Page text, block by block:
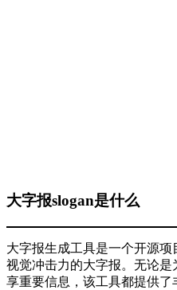
大字报slogan是什么
大字报生成工具是一个开源
视觉冲击力的大字报。无论
享重要信息，该工具都提供